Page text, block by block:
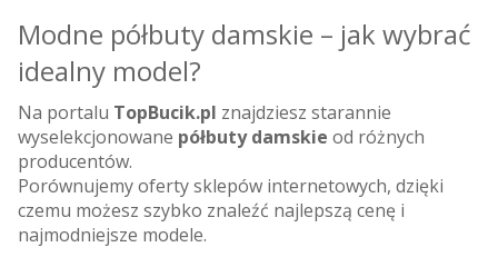
Modne półbuty damskie – jak wybrać
idealny model?
Na portalu TopBucik.pl znajdziesz starannie
wyselekcjonowane półbuty damskie od różnych
producentów.
Porównujemy oferty sklepów internetowych, dzięki
czemu możesz szybko znaleźć najlepszą cenę i
najmodniejsze modele.